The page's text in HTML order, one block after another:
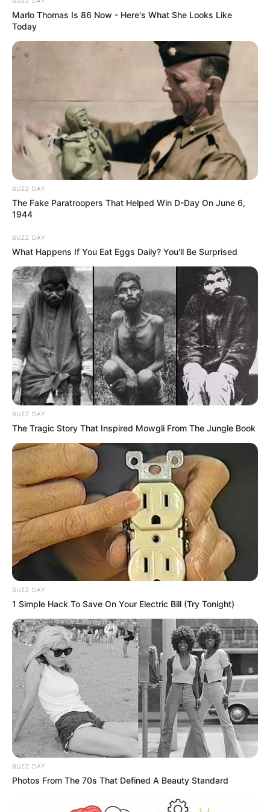
και ένα αέρινο πέπλο τύλιξε τη γη.
Ο ήχος από το χτύπημα των φτερών τους
αντηχούσε σαν ψίθυρος του ανέμου, ενώ οι
φωνές τους δημιουργούσαν μια μελωδία που
έμοιαζε άλλοτε χαρούμενη και άλλοτε
απόκοσμη.
Ο ήλιος, που έδυε αργά, έλουζε τα πουλιά με
χρυσαφένιες αντανακλάσεις, κάνοντας το
θέαμα ακόμα πιο μαγευτικό.
Όσοι στάθηκαν να το παρακολουθήσουν,
αισθάνθηκαν δέος και συγκίνηση.
Ήταν μια στιγμή που τους έκανε να νιώσουν
μικροί μπροστά στο μεγαλείο της φύσης.
Κάποιοι σήκωσαν τα χέρια τους, σαν να
ήθελαν να αγγίξουν τον ουρανό, ενώ άλλοι
έμειναν ακίνητοι, βυθισμένοι σε σκέψεις.
Όταν τα πουλιά άρχισαν να απομακρύνονται,
ο ουρανός ξανάγινε γαλήνιος, αλλά όσοι τα
είχαν δει, ήξεραν πως είχαν ζήσει μια στιγμή
που δεν θα ξεχνούσαν ποτέ.
Περισσότερα νέα από την Εύβοια
Η δίδυμη παραλία-έκπληξη της Εύβοιας: Μια
λωρίδα άμμου με θάλασσα και στις δύο
πλευρές, 90 λεπτά από Χαλκίδα
90 λεπτά από Χαλκίδα και νομίζεις ότι είσαι
Μαλδίβες – Αυτή είναι η δίδυμη παραλία της
Αγίας Άννας
Κύμη Εύβοιας: Παράτησε την πόλη,
πραγματικότητα
Ακολουθήστε το evianews.com στοGoogle
News
ΤΑ ΠΙΟ ΔΗΜΟΦΙΛΗ
Marlo Thomas Is 86 Now - Here's What She Looks Like
Today
BUZZ DAY
The Fake Paratroopers That Helped Win D-Day On June 6,
1944
BUZZ DAY
What Happens If You Eat Eggs Daily? You'll Be Surprised
BUZZ DAY
The Tragic Story That Inspired Mowgli From The Jungle Book
BUZZ DAY
1 Simple Hack To Save On Your Electric Bill (Try Tonight)
BUZZ DAY
Photos From The 70s That Defined A Beauty Standard